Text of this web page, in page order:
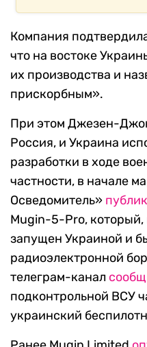
Компания
что на востоке
их производства и
прискорбным».
При этом Джезен-
Россия, и Украина
разработки в ходе
частности, в начале
Осведомитель»
Mugin-5-Pro, который,
запущен Украиной и
радиоэлектронной
телеграм-канал
подконтрольной ВСУ
украинский